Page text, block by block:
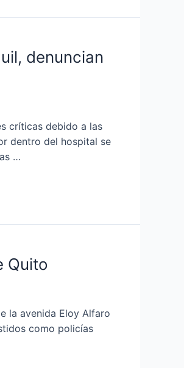
denuncian
críticas debido a las
dentro del hospital se
…
Quito
la avenida Eloy Alfaro
como policías